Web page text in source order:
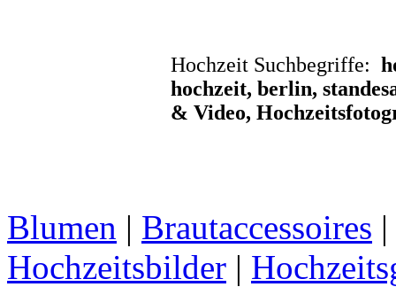
Hochzeit Suchbegriffe:
hochzeit, berlin,
& Video,
Blumen | Brautaccessoires |
Hochzeitsbilder |